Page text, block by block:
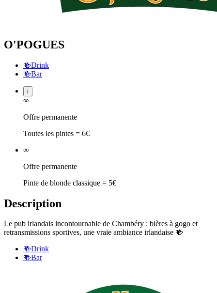
O'POGUES
🍻Drink
🍻Bar
i
∞
Offre permanente
Toutes les pintes = 6€
∞
Offre permanente
Pinte de blonde classique = 5€
Description
Le pub irlandais incontournable de Chambéry : bières à gogo et
retransmissions sportives, une vraie ambiance irlandaise 🍻
🍻Drink
🍻Bar